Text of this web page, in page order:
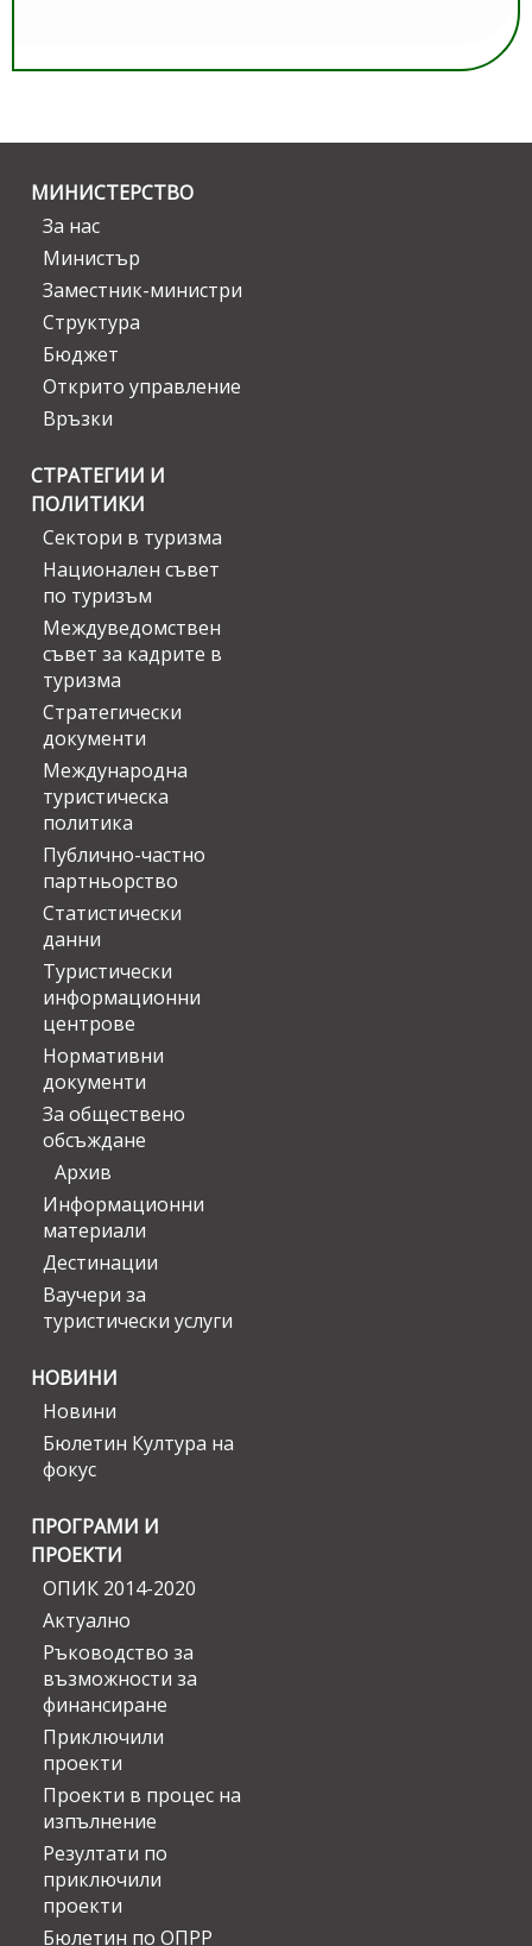
МИНИСТЕРСТВО
За нас
Министър
Заместник-министри
Структура
Бюджет
Открито управление
Връзки
СТРАТЕГИИ И
ПОЛИТИКИ
Сектори в туризма
Национален съвет
по туризъм
Междуведомствен
съвет за кадрите в
туризма
Стратегически
документи
Международна
туристическа
политика
Публично-частно
партньорство
Статистически
данни
Туристически
информационни
центрове
Нормативни
документи
За обществено
обсъждане
Архив
Информационни
материали
Дестинации
Ваучери за
туристически услуги
НОВИНИ
Новини
Бюлетин Култура на
фокус
ПРОГРАМИ И
ПРОЕКТИ
ОПИК 2014-2020
Актуално
Ръководство за
възможности за
финансиране
Приключили
проекти
Проекти в процес на
изпълнение
Резултати по
приключили
проекти
Бюлетин по ОПРР